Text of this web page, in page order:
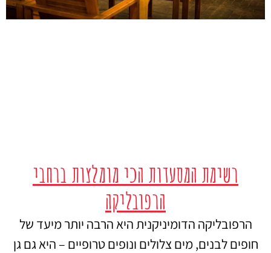
רשימת המסעדות הכי מומלצות ברחבי
הרפובליקה
הרפובליקה הדומיניקנית היא הרבה יותר מיעד של
חופים לבנים, מים צלולים ונופים טרופיים – היא גם גן